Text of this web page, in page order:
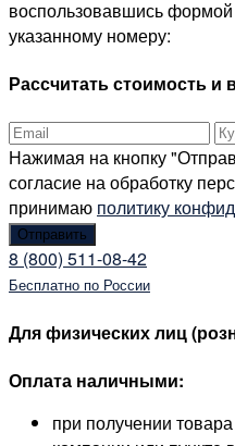
воспользовавшись
указанному номеру:
Рассчитать стоимость и
Нажимая на кнопку
согласие на обработку
принимаю политику
8 (800) 511-08-42
Бесплатно по России
Для физических лиц
Оплата наличными:
при получении